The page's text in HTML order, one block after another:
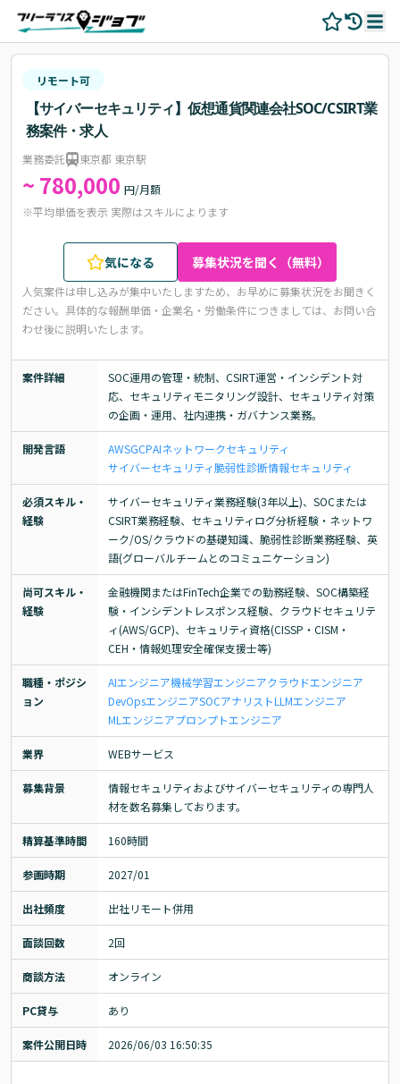
リモート可
【サイバーセキュリティ】仮想通貨関連会社SOC/CSIRT業
務案件・求人
業務委託 東京都 東京駅
~ 780,000 円/月額
※平均単価を表示 実際はスキルによります
気になる 募集状況を聞く（無料）
人気案件は申し込みが集中いたしますため、お早めに募集状況をお聞きく
ださい。 具体的な報酬単価・企業名・労働条件につきましては、お問い合
わせ後に説明いたします。
案件詳細
SOC運用の管理・統制、CSIRT運営・インシデント対
応、セキュリティモニタリング設計、セキュリティ対策
の企画・運用、社内連携・ガバナンス業務。
開発言語 AWSGCPAIネットワークセキュリティ
サイバーセキュリティ脆弱性診断情報セキュリティ
必須スキル・
経験
サイバーセキュリティ業務経験(3年以上)、SOCまたは
CSIRT業務経験、セキュリティログ分析経験・ネットワ
ーク/OS/クラウドの基礎知識、脆弱性診断業務経験、英
語(グローバルチームとのコミュニケーション)
尚可スキル・
経験
金融機関またはFinTech企業での勤務経験、SOC構築経
験・インシデントレスポンス経験、クラウドセキュリテ
ィ(AWS/GCP)、セキュリティ資格(CISSP・CISM・
CEH・情報処理安全確保支援士等)
職種・ポジシ
ョン
AIエンジニア機械学習エンジニアクラウドエンジニア
DevOpsエンジニアSOCアナリストLLMエンジニア
MLエンジニアプロンプトエンジニア
業界 WEBサービス
募集背景
情報セキュリティおよびサイバーセキュリティの専門人
材を数名募集しております。
精算基準時間 160時間
参画時期 2027/01
出社頻度 出社リモート併用
面談回数 2回
商談方法 オンライン
PC貸与 あり
案件公開日時 2026/06/03 16:50:35